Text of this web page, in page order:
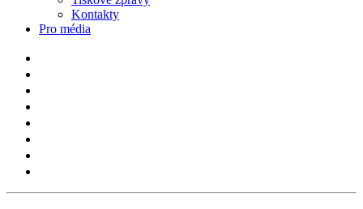
Kontakty
Pro média